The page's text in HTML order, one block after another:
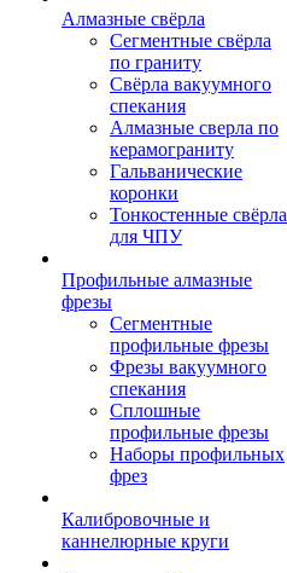
Алмазные свёрла
Сегментные свёрла
по граниту
Свёрла вакуумного
спекания
Алмазные сверла по
керамограниту
Гальванические
коронки
Тонкостенные свёрла
для ЧПУ
Профильные алмазные
фрезы
Сегментные
профильные фрезы
Фрезы вакуумного
спекания
Сплошные
профильные фрезы
Наборы профильных
фрез
Калибровочные и
каннелюрные круги